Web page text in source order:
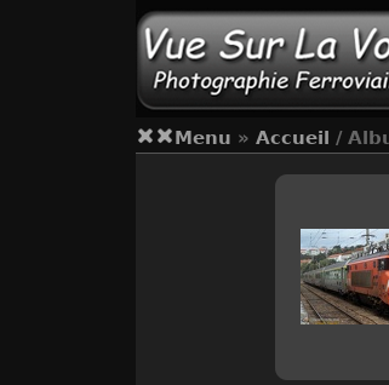
Menu » Accueil /